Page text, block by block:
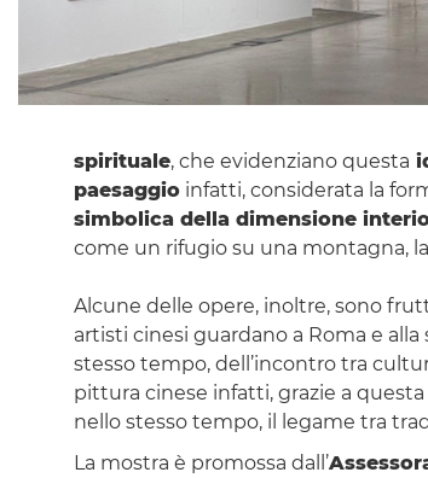
spirituale, che evidenziano questa
paesaggioinfatti, considerata la
simbolica della dimensione
come un rifugio su una montagna,
Alcune delle opere, inoltre, sono
artisti cinesi guardano a Roma e alla
stesso tempo, dell’incontro tra
pittura cinese infatti, grazie a
nello stesso tempo, il legame tra
La mostra è promossa dall’